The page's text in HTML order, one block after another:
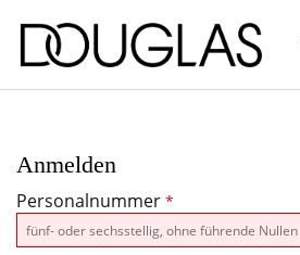
Anmelden
Personalnummer *